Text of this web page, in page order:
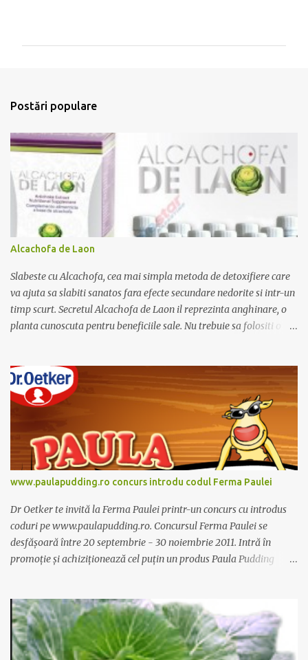
r
i
i
Postări populare
Alcachofa de Laon
Slabeste cu Alcachofa, cea mai simpla metoda de detoxifiere care
va ajuta sa slabiti sanatos fara efecte secundare nedorite si intr-un
timp scurt. Secretul Alcachofa de Laon il reprezinta anghinare, o
planta cunoscuta pentru beneficiile sale. Nu trebuie sa folositi o
www.paulapudding.ro concurs introdu codul Ferma Paulei
Dr Oetker te invită la Ferma Paulei printr-un concurs cu introdus
coduri pe www.paulapudding.ro. Concursul Ferma Paulei se
desfășoară între 20 septembrie - 30 noiembrie 2011. Intră în
promoție și achiziționează cel puțin un produs Paula Pudding
concurs Ferma Paulei. Poți căștiga zilnic truse de grădinărit,
săptămânal tractorașul fermierului sau premiul cel mare o
excursie la o super-fermă din Anglia. Mai multe coduri, mai multe